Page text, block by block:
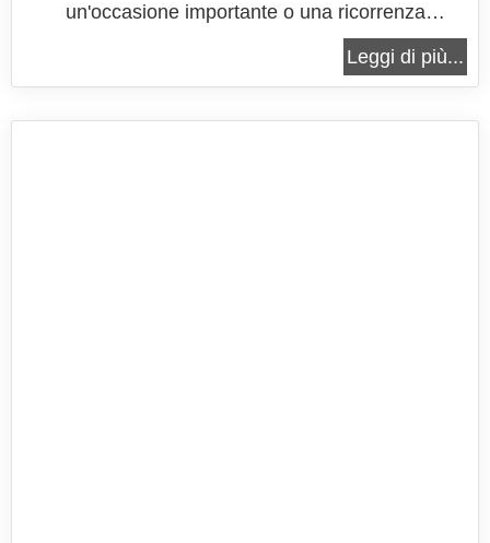
un'occasione importante o una ricorrenza
particolare, come in questo caso la festa più
romantica dell'anno, quella nella quale gli
Leggi di più...